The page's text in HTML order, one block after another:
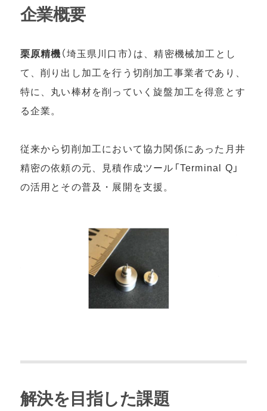
企業概要
栗原精機（埼玉県川口市）は、精密機械加⼯とし
て、削り出し加⼯を⾏う切削加⼯事業者であり、
特に、丸い棒材を削っていく旋盤加⼯を得意とす
る企業。
従来から切削加⼯において協⼒関係にあった⽉井
精密の依頼の元、⾒積作成ツール「Terminal Q」
の活⽤とその普及・展開を⽀援。
解決を目指した課題